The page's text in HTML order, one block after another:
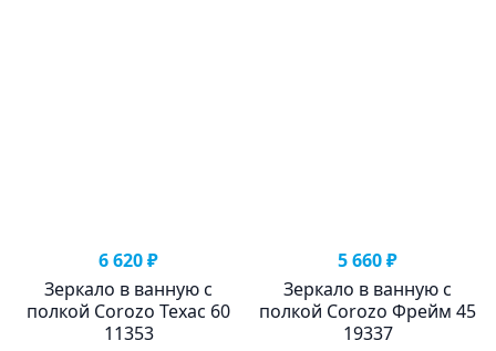
6 620 ₽
Зеркало в ванную с
полкой Corozo Техас 60
11353
5 660 ₽
Зеркало в ванную с
полкой Corozo Фрейм 45
19337